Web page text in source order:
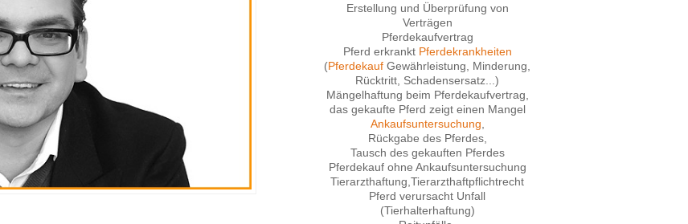
Erstellung und Überprüfung von
Verträgen
Pferdekaufvertrag
Pferd erkrankt Pferdekrankheiten
(Pferdekauf Gewährleistung, Minderung,
Rücktritt, Schadensersatz...)
Mängelhaftung beim Pferdekaufvertrag,
das gekaufte Pferd zeigt einen Mangel
Ankaufsuntersuchung
Rückgabe des Pferdes,
Tausch des gekauften Pferdes
Pferdekauf ohne Ankaufsuntersuchung
Tierarzthaftung,Tierarzthaftpflichtrecht
Pferd verursacht Unfall
(Tierhalterhaftung)